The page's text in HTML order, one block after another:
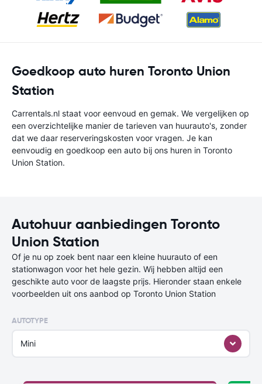
Goedkoop auto huren Toronto Union
Station
Carrentals.nl staat voor eenvoud en gemak. We vergelijken op
een overzichtelijke manier de tarieven van huurauto's, zonder
dat we daar reserveringskosten voor vragen. Je kan
eenvoudig en goedkoop een auto bij ons huren in Toronto
Union Station.
Autohuur aanbiedingen Toronto
Union Station
Of je nu op zoek bent naar een kleine huurauto of een
stationwagon voor het hele gezin. Wij hebben altijd een
geschikte auto voor de laagste prijs. Hieronder staan enkele
voorbeelden uit ons aanbod op Toronto Union Station
AUTOTYPE
Mini